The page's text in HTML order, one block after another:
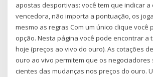
apostas desportivas: você tem que indicar a
vencedora, não importa a pontuação, os
mesmo as regras Com um único clique você
opção. Nesta página você pode encontrar a
hoje (preços ao vivo do ouro). As cotações
ouro ao vivo permitem que os negociadores
cientes das mudanças nos preços do ouro.